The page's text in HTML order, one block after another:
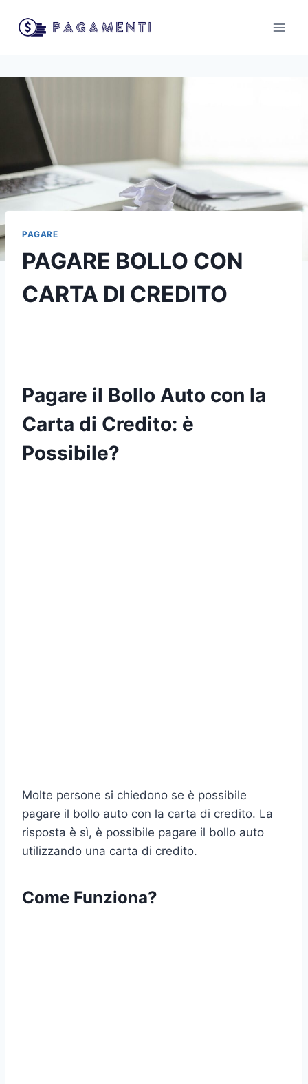
PAGARE
PAGARE BOLLO CON
CARTA DI CREDITO
Pagare il Bollo Auto con la
Carta di Credito: è
Possibile?
Molte persone si chiedono se è possibile
pagare il bollo auto con la carta di credito. La
risposta è sì, è possibile pagare il bollo auto
utilizzando una carta di credito.
Come Funziona?